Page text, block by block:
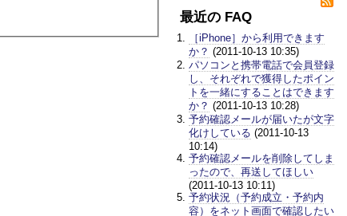
最近の FAQ
［iPhone］から利用できます
か？ (2011-10-13 10:35)
パソコンと携帯電話で会員登録
し、それぞれで獲得したポイン
トを一緒にすることはできます
か？ (2011-10-13 10:28)
予約確認メールが届いたが文字
化けしている (2011-10-13
10:14)
予約確認メールを削除してしま
ったので、再送してほしい
(2011-10-13 10:11)
予約状況（予約成立・予約内
容）をネット画面で確認したい